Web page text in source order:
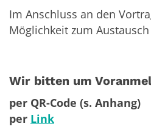
Im Anschluss an den
Möglichkeit zum
Wir bitten um
per QR-Code (s. Anhang)
per Link